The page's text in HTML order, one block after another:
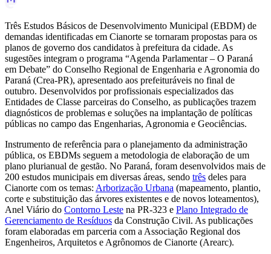
três
Três Estudos Básicos de Desenvolvimento Municipal (EBDM) de
demandas identificadas em Cianorte se tornaram propostas para os
planos de governo dos candidatos à prefeitura da cidade. As
sugestões integram o programa “Agenda Parlamentar – O Paraná
em Debate” do Conselho Regional de Engenharia e Agronomia do
Paraná (Crea-PR), apresentado aos prefeituráveis no final de
outubro. Desenvolvidos por profissionais especializados das
Entidades de Classe parceiras do Conselho, as publicações trazem
diagnósticos de problemas e soluções na implantação de políticas
públicas no campo das Engenharias, Agronomia e Geociências.
Instrumento de referência para o planejamento da administração
pública, os EBDMs seguem a metodologia de elaboração de um
plano plurianual de gestão. No Paraná, foram desenvolvidos mais de
200 estudos municipais em diversas áreas, sendo três deles para
Cianorte com os temas: Arborização Urbana (mapeamento, plantio,
corte e substituição das árvores existentes e de novos loteamentos),
Anel Viário do Contorno Leste na PR-323 e Plano Integrado de
Gerenciamento de Resíduos da Construção Civil. As publicações
foram elaboradas em parceria com a Associação Regional dos
Engenheiros, Arquitetos e Agrônomos de Cianorte (Arearc).